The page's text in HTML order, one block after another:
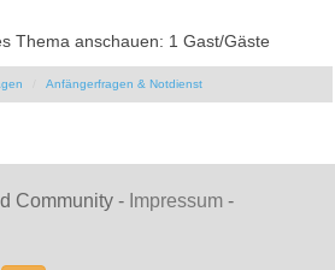
Thema anschauen: 1 Gast/Gäste
Anfängerfragen & Notdienst
Community - Impressum -